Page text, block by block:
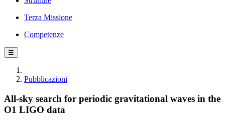
Terza Missione
Competenze
☰
Pubblicazioni
All-sky search for periodic gravitational waves in the
O1 LIGO data